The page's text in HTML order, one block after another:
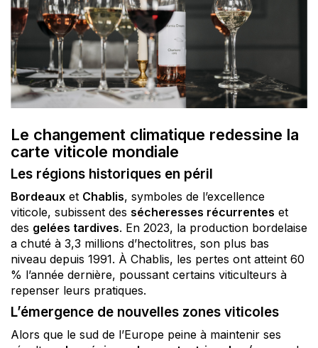
Le changement climatique redessine la
carte viticole mondiale
Les régions historiques en péril
Bordeaux et Chablis, symboles de l’excellence
viticole, subissent des sécheresses récurrentes et
des gelées tardives. En 2023, la production bordelaise
a chuté à 3,3 millions d’hectolitres, son plus bas
niveau depuis 1991. À Chablis, les pertes ont atteint 60
% l’année dernière, poussant certains viticulteurs à
repenser leurs pratiques.
L’émergence de nouvelles zones viticoles
Alors que le sud de l’Europe peine à maintenir ses